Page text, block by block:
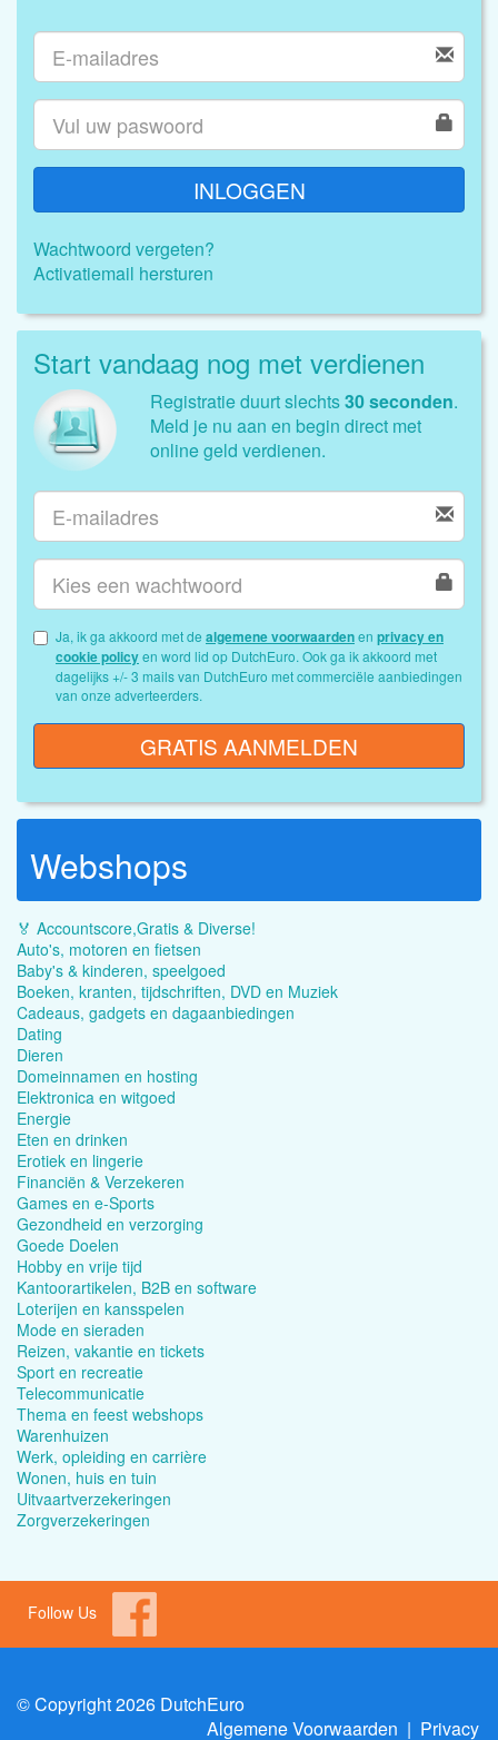
INLOGGEN
Wachtwoord vergeten?
Activatiemail hersturen
Start vandaag nog met verdienen
Registratie duurt slechts30 seconden.
Meld je nu aan en begin direct met
online geld verdienen.
Ja, ik ga akkoord met de algemene voorwaardenen privacy en
cookie policy
dagelijks +/- 3 mails van DutchEuro met commerciële aanbiedingen
van onze adverteerders.
GRATIS AANMELDEN
Webshops
🏅 Accountscore,Gratis & Diverse!
Auto's, motoren en fietsen
Baby's & kinderen, speelgoed
Boeken, kranten, tijdschriften, DVD en Muziek
Cadeaus, gadgets en dagaanbiedingen
Dating
Dieren
Domeinnamen en hosting
Elektronica en witgoed
Energie
Eten en drinken
Erotiek en lingerie
Financiën & Verzekeren
Games en e-Sports
Gezondheid en verzorging
Goede Doelen
Hobby en vrije tijd
Kantoorartikelen, B2B en software
Loterijen en kansspelen
Mode en sieraden
Reizen, vakantie en tickets
Sport en recreatie
Telecommunicatie
Thema en feest webshops
Warenhuizen
Werk, opleiding en carrière
Wonen, huis en tuin
Uitvaartverzekeringen
Zorgverzekeringen
Follow Us
© Copyright 2026 DutchEuro
Algemene Voorwaarden | Privacy